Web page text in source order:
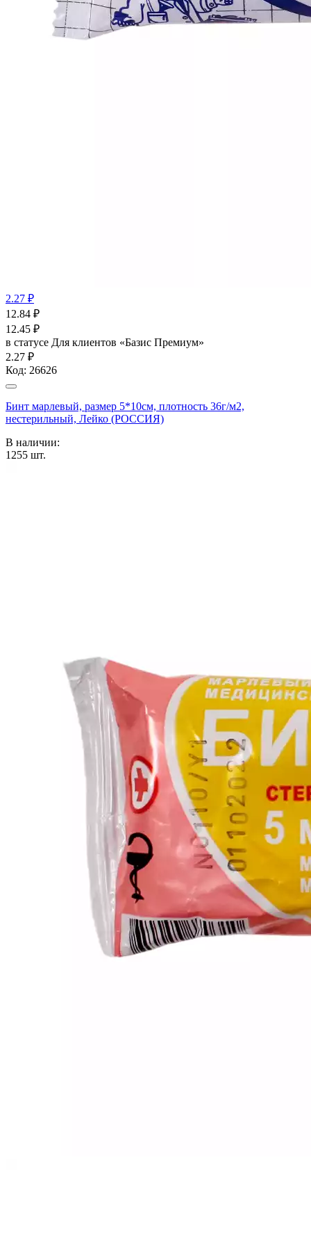
2.27 ₽
12.84 ₽
12.45 ₽
в статусе Для клиентов «Базис Премиум»
2.27 ₽
Код: 26626
Бинт марлевый, размер 5*10см, плотность 36г/м2,
нестерильный, Лейко (РОССИЯ)
В наличии:
1255 шт.